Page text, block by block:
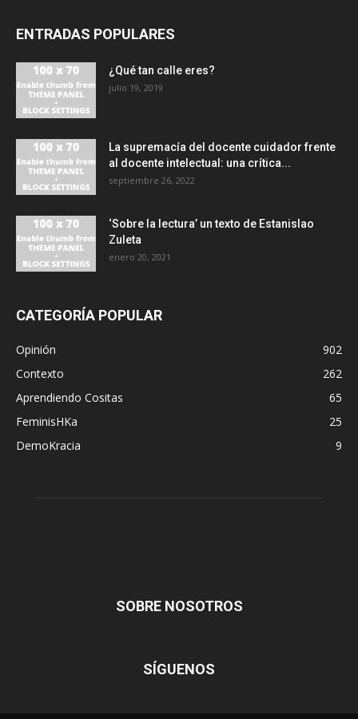
ENTRADAS POPULARES
¿Qué tan calle eres?
julio 19, 2019
La supremacía del docente cuidador frente
al docente intelectual: una crítica...
septiembre 26, 2022
‘Sobre la lectura’ un texto de Estanislao
Zuleta
enero 20, 2021
CATEGORÍA POPULAR
Opinión
902
Contexto
262
Aprendiendo Cositas
65
FeminisHKa
25
DemoKracia
9
SOBRE NOSOTROS
SÍGUENOS